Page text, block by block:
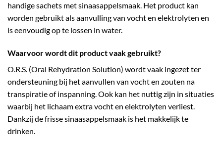
handige sachets met sinaasappelsmaak. Het product kan
worden gebruikt als aanvulling van vocht en elektrolyten en
is eenvoudig op te lossen in water.
Waarvoor wordt dit product vaak gebruikt?
O.R.S. (Oral Rehydration Solution) wordt vaak ingezet ter
ondersteuning bij het aanvullen van vocht en zouten na
transpiratie of inspanning. Ook kan het nuttig zijn in situaties
waarbij het lichaam extra vocht en elektrolyten verliest.
Dankzij de frisse sinaasappelsmaak is het makkelijk te
drinken.